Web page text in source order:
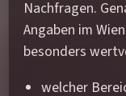
Nachfragen.
Angaben im
besonders
welcher